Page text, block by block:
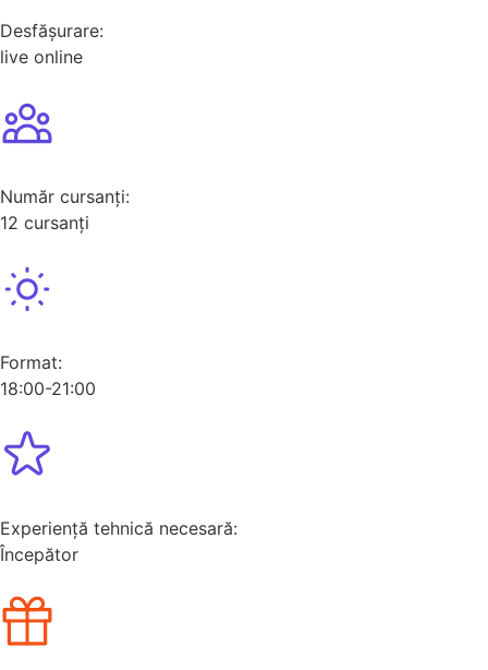
Desfășurare:
live online
Număr cursanți:
12 cursanți
Format:
18:00-21:00
Experiență tehnică necesară:
Începător